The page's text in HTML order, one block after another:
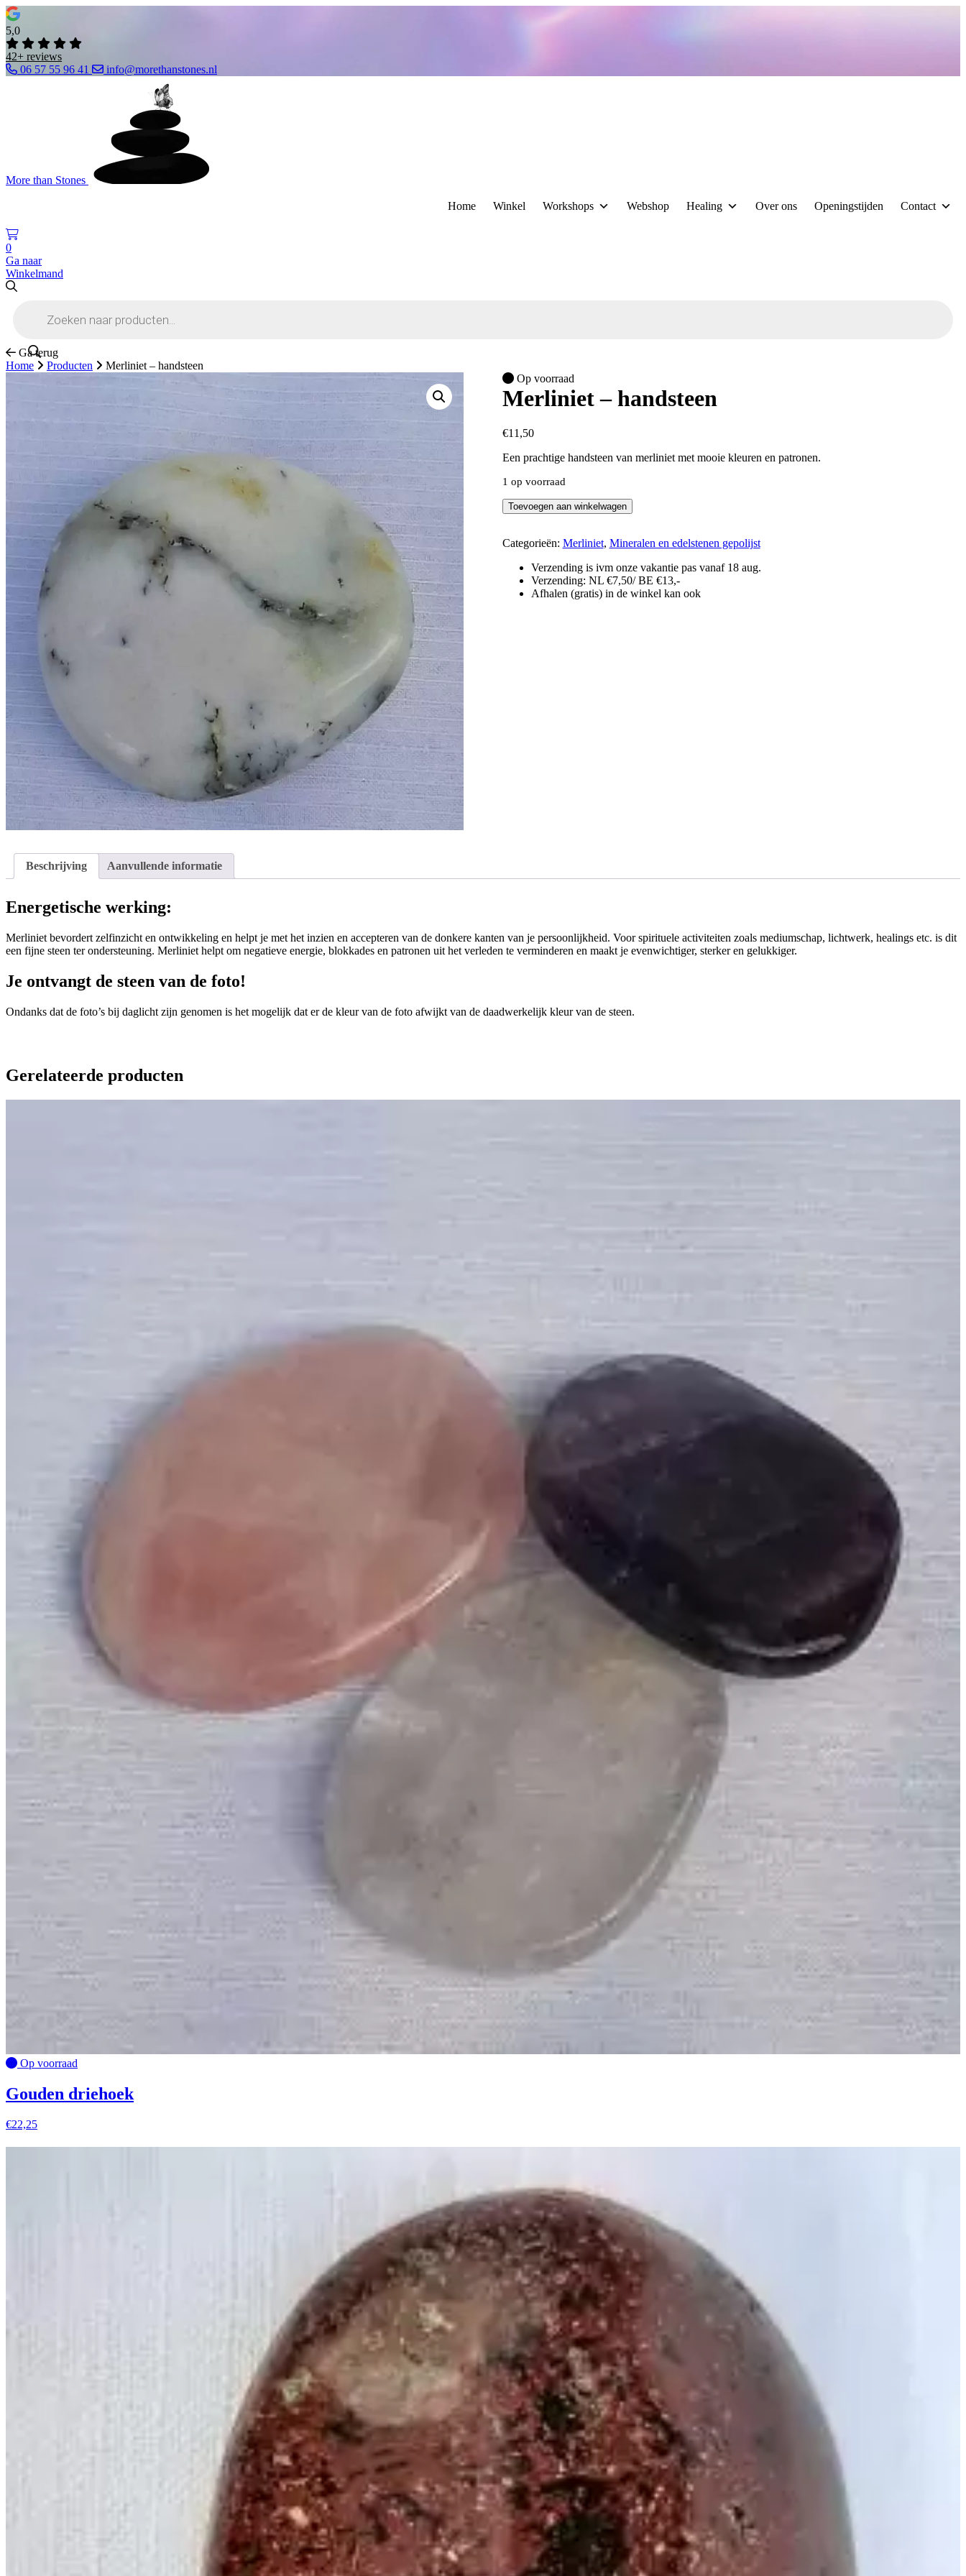
5,0
42+ reviews
06 57 55 96 41
info@morethanstones.nl
More than Stones
Home Winkel Workshops Webshop Healing Over ons Openingstijden Contact
0
Ga naar
Winkelmand
Ga terug
Home
Producten
Merliniet – handsteen
Op voorraad
Merliniet – handsteen
€11,50
Een prachtige handsteen van merliniet met mooie kleuren en patronen.
1 op voorraad
Merliniet
-
aantal
Toevoegen aan winkelwagen
Categorieën: Merliniet, Mineralen en edelstenen gepolijst
Verzending is ivm onze vakantie pas vanaf 18 aug.
Verzending: NL €7,50/ BE €13,-
Afhalen (gratis) in de winkel kan ook
Beschrijving Aanvullende informatie
Energetische werking:
Merliniet bevordert zelfinzicht en ontwikkeling en helpt je met het inzien en accepteren van de donkere kanten van je persoonlijkheid. Voor spirituele activiteiten zoals mediumschap, lichtwerk, healings etc. is dit
een fijne steen ter ondersteuning. Merliniet helpt om negatieve energie, blokkades en patronen uit het verleden te verminderen en maakt je evenwichtiger, sterker en gelukkiger.
Je ontvangt de steen van de foto!
Ondanks dat de foto’s bij daglicht zijn genomen is het mogelijk dat er de kleur van de foto afwijkt van de daadwerkelijk kleur van de steen.
Gerelateerde producten
Op voorraad
Gouden driehoek
€22,25